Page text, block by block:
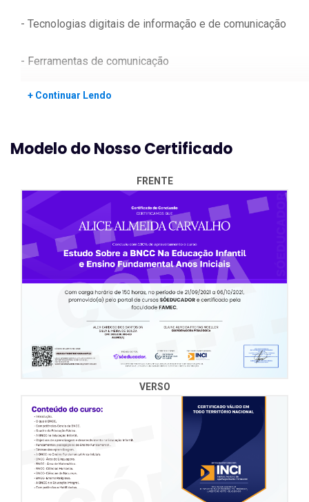
- Tecnologias digitais de informação e de comunicação
- Ferramentas de comunicação
- O professor diante da educação tecnológica
informática
- Pedagogias construtivistas no ensino e
aprendizagem
- A criação do conhecimento usando as novas
tecnologias
- Ambiente virtual de aprendizagem: o moodle
- Materiais didáticos e as novas tecnologias
- O papel do professor na elaboração de materiais
didáticos
+ Continuar Lendo
Modelo do Nosso Certificado
FRENTE
VERSO